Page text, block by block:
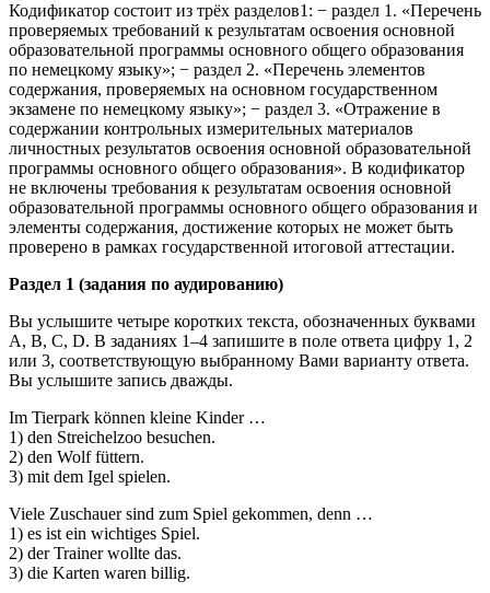
Кодификатор состоит из трёх разделов1: − раздел 1. «Перечень
проверяемых требований к результатам освоения основной
образовательной программы основного общего образования
по немецкому языку»; − раздел 2. «Перечень элементов
содержания, проверяемых на основном государственном
экзамене по немецкому языку»; − раздел 3. «Отражение в
содержании контрольных измерительных материалов
личностных результатов освоения основной образовательной
программы основного общего образования». В кодификатор
не включены требования к результатам освоения основной
образовательной программы основного общего образования и
элементы содержания, достижение которых не может быть
проверено в рамках государственной итоговой аттестации.
Раздел 1 (задания по аудированию)
Вы услышите четыре коротких текста, обозначенных буквами
А, B, C, D. В заданиях 1–4 запишите в поле ответа цифру 1, 2
или 3, соответствующую выбранному Вами варианту ответа.
Вы услышите запись дважды.
Im Tierpark können kleine Kinder …
1) den Streichelzoo besuchen.
2) den Wolf füttern.
3) mit dem Igel spielen.
Viele Zuschauer sind zum Spiel gekommen, denn …
1) es ist ein wichtiges Spiel.
2) der Trainer wollte das.
3) die Karten waren billig.